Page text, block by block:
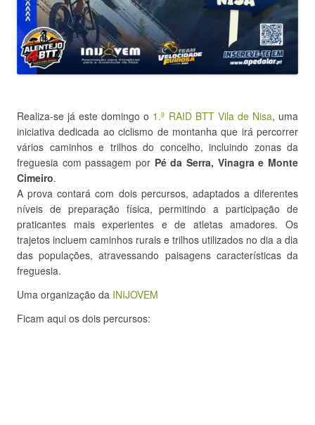
Realiza-se já este domingo o 1.º RAID BTT Vila de Nisa, uma
iniciativa dedicada ao ciclismo de montanha que irá percorrer
vários caminhos e trilhos do concelho, incluindo zonas da
freguesia com passagem por Pé da Serra, Vinagra e Monte
Cimeiro.
A prova contará com dois percursos, adaptados a diferentes
níveis de preparação física, permitindo a participação de
praticantes mais experientes e de atletas amadores. Os
trajetos incluem caminhos rurais e trilhos utilizados no dia a dia
das populações, atravessando paisagens características da
freguesia.
Uma organização da INIJOVEM
Ficam aqui os dois percursos: